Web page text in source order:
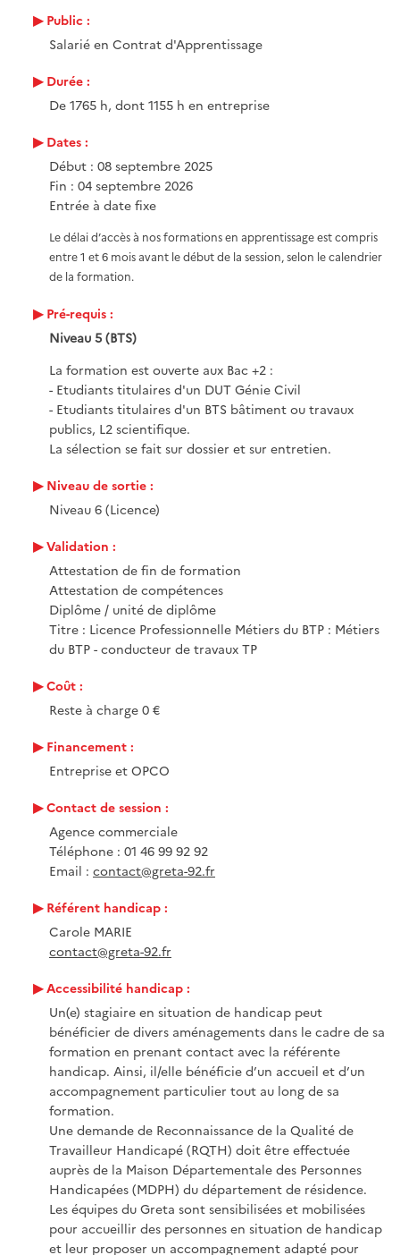
Public :
Salarié en Contrat d'Apprentissage
Durée :
De 1765 h, dont 1155 h en entreprise
Dates :
Début : 08 septembre 2025
Fin : 04 septembre 2026
Entrée à date fixe
Le délai d’accès à nos formations en apprentissage est compris
entre 1 et 6 mois avant le début de la session, selon le calendrier
de la formation.
Pré-requis :
Niveau 5 (BTS)
La formation est ouverte aux Bac +2 :
- Etudiants titulaires d'un DUT Génie Civil
- Etudiants titulaires d'un BTS bâtiment ou travaux
publics, L2 scientifique.
La sélection se fait sur dossier et sur entretien.
Niveau de sortie :
Niveau 6 (Licence)
Validation :
Attestation de fin de formation
Attestation de compétences
Diplôme / unité de diplôme
Titre : Licence Professionnelle Métiers du BTP : Métiers
du BTP - conducteur de travaux TP
Coût :
Reste à charge 0 €
Financement :
Entreprise et OPCO
Contact de session :
Agence commerciale
Téléphone : 01 46 99 92 92
Email : contact@greta-92.fr
Référent handicap :
Carole MARIE
contact@greta-92.fr
Accessibilité handicap :
Un(e) stagiaire en situation de handicap peut
bénéficier de divers aménagements dans le cadre de sa
formation en prenant contact avec la référente
handicap. Ainsi, il/elle bénéficie d’un accueil et d’un
accompagnement particulier tout au long de sa
formation.
Une demande de Reconnaissance de la Qualité de
Travailleur Handicapé (RQTH) doit être effectuée
auprès de la Maison Départementale des Personnes
Handicapées (MDPH) du département de résidence.
Les équipes du Greta sont sensibilisées et mobilisées
pour accueillir des personnes en situation de handicap
et leur proposer un accompagnement adapté pour